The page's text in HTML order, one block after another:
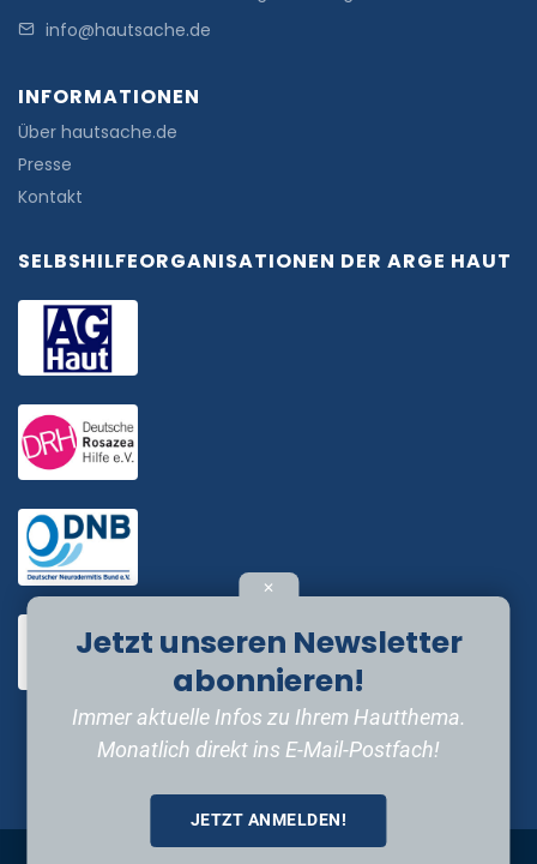
info@hautsache.de
INFORMATIONEN
Über hautsache.de
Presse
Kontakt
SELBSHILFEORGANISATIONEN DER ARGE HAUT
Datenschutzerklärung
✕
Jetzt unseren Newsletter
abonnieren!
Immer aktuelle Infos zu Ihrem Hautthema.
Monatlich direkt ins E-Mail-Postfach!
JETZT ANMELDEN!